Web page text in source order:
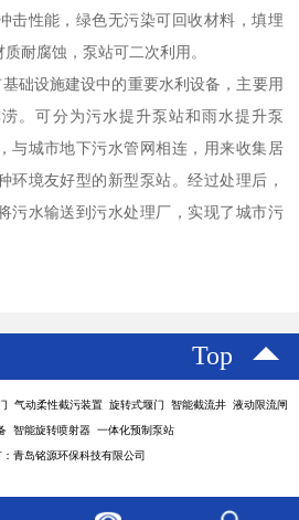
击性能，绿色无污染可回收材料，填埋
耐腐蚀，泵站可二次利用。
础设施建设中的重要水利设备，主要用
。可分为污水提升泵站和雨水提升泵
与城市地下污水管网相连，用来收集居
环境友好型的新型泵站。经过处理后，
污水输送到污水处理厂，实现了城市污
Top
气动柔性截污装置 旋转式堰门 智能截流井 液动限流闸
智能旋转喷射器 一体化预制泵站
青岛铭源环保科技有限公司